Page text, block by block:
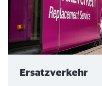
Ersatzverkehr